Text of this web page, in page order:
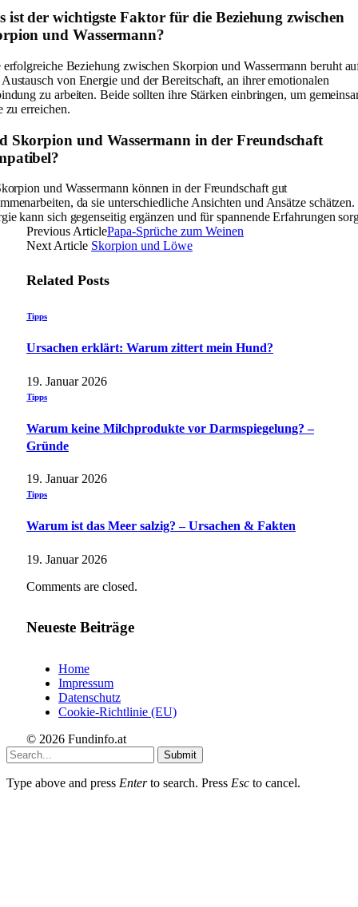
ist der wichtigste Faktor für die Beziehung zwischen
und Wassermann?
erfolgreiche Beziehung zwischen Skorpion und Wassermann beruht
von Energie und der Bereitschaft, an ihrer emotionalen
zu arbeiten. Beide sollten ihre Stärken einbringen, um
zu erreichen.
Skorpion und Wassermann in der Freundschaft
und Wassermann können in der Freundschaft gut
da sie unterschiedliche Ansichten und Ansätze
kann sich gegenseitig ergänzen und für spannende Erfahrungen
Previous ArticlePapa-Sprüche zum Weinen
Next Article Skorpion und Löwe
Related Posts
Tipps
Ursachen erklärt: Warum zittert mein Hund?
19. Januar 2026
Tipps
Warum keine Milchprodukte vor Darmspiegelung? –
Gründe
19. Januar 2026
Tipps
Warum ist das Meer salzig? – Ursachen & Fakten
19. Januar 2026
Comments are closed.
Neueste Beiträge
Home
Impressum
Datenschutz
Cookie-Richtlinie (EU)
© 2026 Fundinfo.at
Submit
Type above and press Enterto search. Press Esc to cancel.